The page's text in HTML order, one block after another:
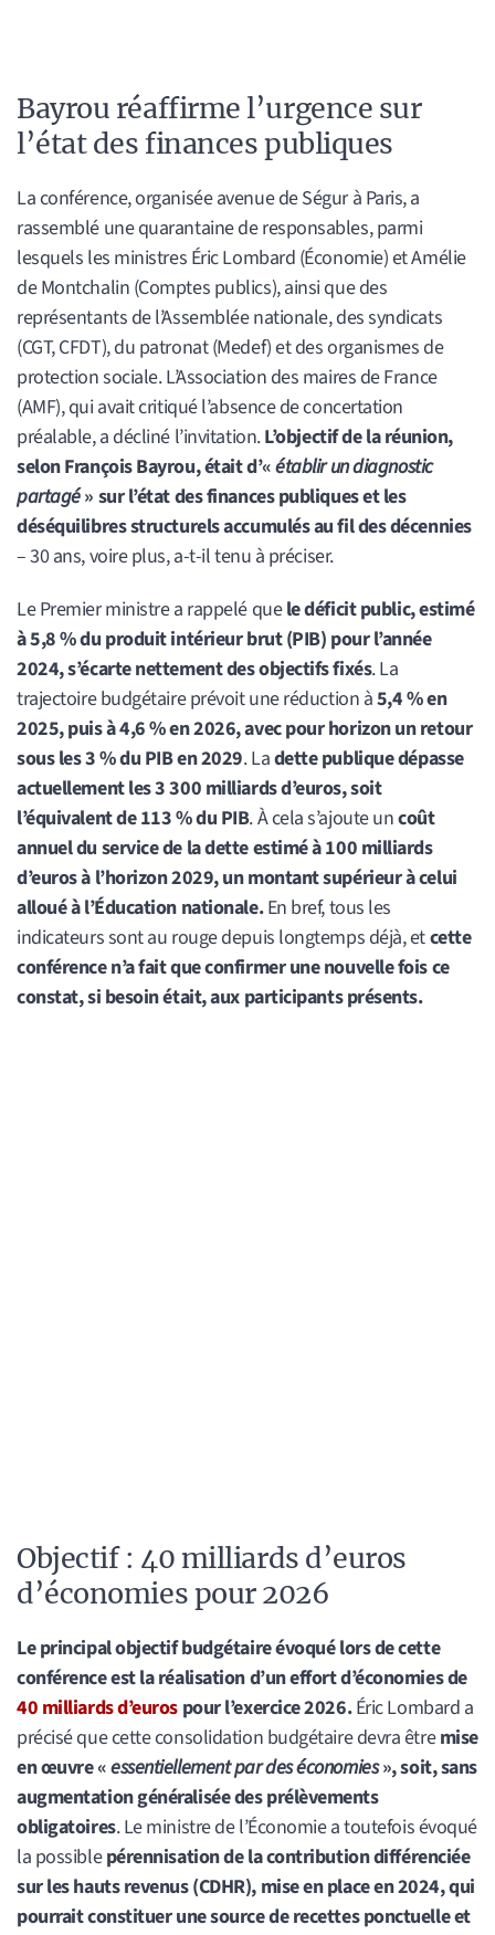
Bayrou réaffirme l’urgence sur
l’état des finances publiques
La conférence, organisée avenue de Ségur à Paris, a
rassemblé une quarantaine de responsables, parmi
lesquels les ministres Éric Lombard (Économie) et Amélie
de Montchalin (Comptes publics), ainsi que des
représentants de l’Assemblée nationale, des syndicats
(CGT, CFDT), du patronat (Medef) et des organismes de
protection sociale. L’Association des maires de France
(AMF), qui avait critiqué l’absence de concertation
préalable, a décliné l’invitation.L’objectif de la réunion,
selon François Bayrou, était d’«établir un diagnostic
partagé» sur l’état des finances publiques et les
déséquilibres structurels accumulés au fil des décennies
– 30 ans, voire plus, a-t-il tenu à préciser.
Le Premier ministre a rappelé quele déficit public, estimé
à 5,8 % du produit intérieur brut (PIB) pour l’année
2024, s’écarte nettement des objectifs fixés. La
trajectoire budgétaire prévoit une réduction à5,4 % en
2025, puis à 4,6 % en 2026, avec pour horizon un retour
sous les 3 % du PIB en 2029. Ladette publique dépasse
actuellement les 3 300 milliards d’euros, soit
l’équivalent de 113 % du PIB. À cela s’ajoute uncoût
annuel du service de la dette estimé à 100 milliards
d’euros à l’horizon 2029, un montant supérieur à celui
alloué à l’Éducation nationale.En bref, tous les
indicateurs sont au rouge depuis longtemps déjà, etcette
conférence n’a fait que confirmer une nouvelle fois ce
constat, si besoin était, aux participants présents.
Objectif : 40 milliards d’euros
d’économies pour 2026
Le principal objectif budgétaire évoqué lors de cette
conférence est la réalisation d’un effort d’économies de
40 milliards d’euros pour l’exercice 2026.Éric Lombard a
précisé que cette consolidation budgétaire devra êtremise
en œuvre «essentiellement par des économies», soit, sans
augmentation généralisée des prélèvements
obligatoires. Le ministre de l’Économie a toutefois évoqué
la possiblepérennisation de la contribution différenciée
sur les hauts revenus (CDHR), mise en place en 2024, qui
pourrait constituer une source de recettes ponctuelle et